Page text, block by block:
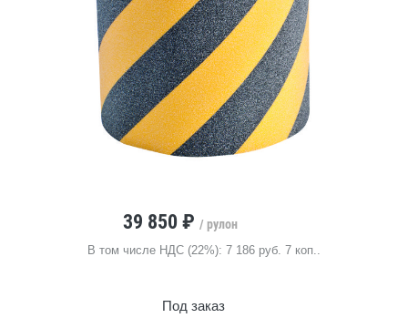
39 850 ₽ / рулон
В том числе НДС (22%): 7 186 руб. 7 коп..
Под заказ